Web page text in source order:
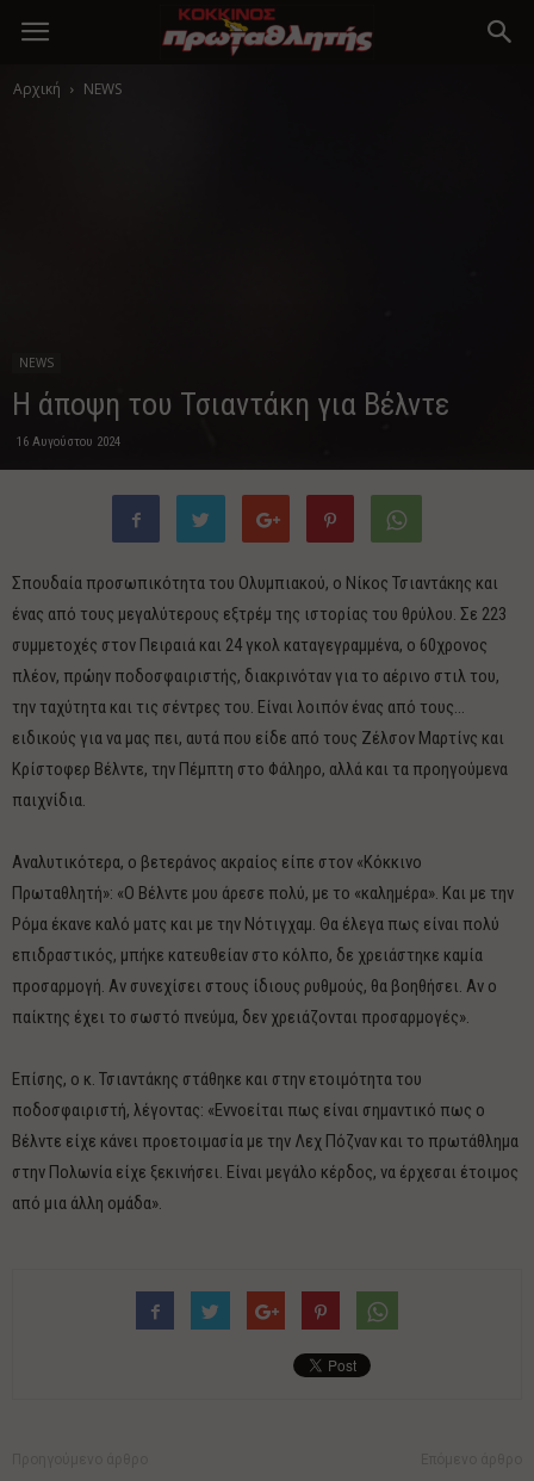
Αρχική NEWS
NEWS
Η άποψη του Τσιαντάκη για Βέλντε
16 Αυγούστου 2024
Σπουδαία προσωπικότητα του Ολυμπιακού, ο Νίκος Τσιαντάκης και
ένας από τους μεγαλύτερους εξτρέμ της ιστορίας του θρύλου. Σε 223
συμμετοχές στον Πειραιά και 24 γκολ καταγεγραμμένα, ο 60χρονος
πλέον, πρώην ποδοσφαιριστής, διακρινόταν για το αέρινο στιλ του,
την ταχύτητα και τις σέντρες του. Είναι λοιπόν ένας από τους…
ειδικούς για να μας πει, αυτά που είδε από τους Ζέλσον Μαρτίνς και
Κρίστοφερ Βέλντε, την Πέμπτη στο Φάληρο, αλλά και τα προηγούμενα
παιχνίδια.
Αναλυτικότερα, ο βετεράνος ακραίος είπε στον «Κόκκινο
Πρωταθλητή»: «Ο Βέλντε μου άρεσε πολύ, με το «καλημέρα». Και με την
Ρόμα έκανε καλό ματς και με την Νότιγχαμ. Θα έλεγα πως είναι πολύ
επιδραστικός, μπήκε κατευθείαν στο κόλπο, δε χρειάστηκε καμία
προσαρμογή. Αν συνεχίσει στους ίδιους ρυθμούς, θα βοηθήσει. Αν ο
παίκτης έχει το σωστό πνεύμα, δεν χρειάζονται προσαρμογές».
Επίσης, ο κ. Τσιαντάκης στάθηκε και στην ετοιμότητα του
ποδοσφαιριστή, λέγοντας: «Εννοείται πως είναι σημαντικό πως ο
Βέλντε είχε κάνει προετοιμασία με την Λεχ Πόζναν και το πρωτάθλημα
στην Πολωνία είχε ξεκινήσει. Είναι μεγάλο κέρδος, να έρχεσαι έτοιμος
από μια άλλη ομάδα».